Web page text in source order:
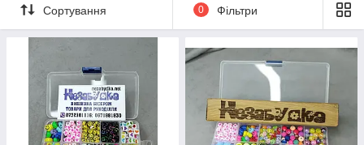
Сортування 0 Фільтри